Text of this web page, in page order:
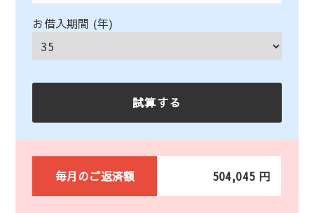
お借入期間 (年)
毎月のご返済額 504,045 円